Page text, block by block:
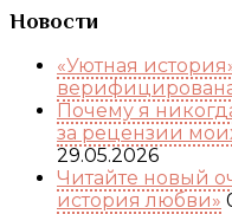
Новости
«Уютная
Почему я
за рецензии
29.05.2026
Читайте новый
история любви»